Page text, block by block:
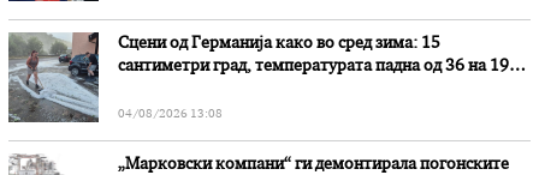
Сцени од Германија како во сред зима: 15
сантиметри град, температурата падна од 36 на 19
04/08/2026 13:08
„Марковски компани“ ги демонтирала погонските